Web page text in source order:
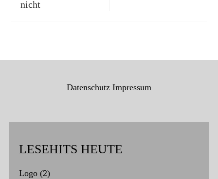
nicht
Datenschutz Impressum
LESEHITS HEUTE
Logo (2)